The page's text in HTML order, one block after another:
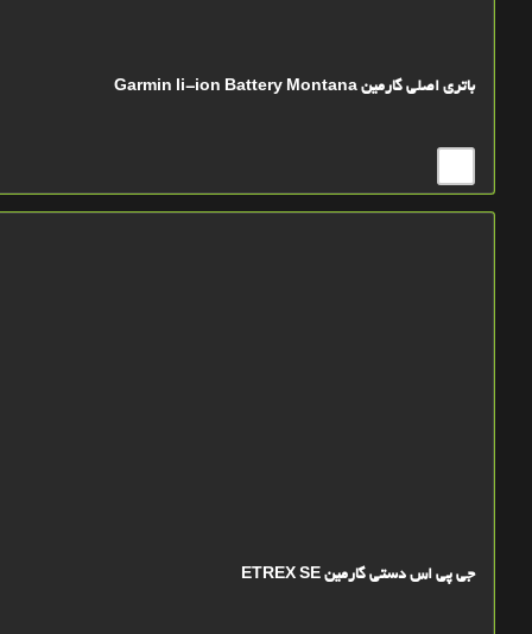
باتري اصلي گارمین Garmin li-ion Battery Montana
جی پی اس دستی گارمین ETREX SE